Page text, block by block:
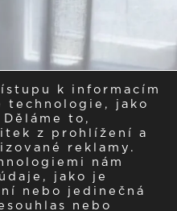
k informacím
technologie, jako
to,
z prohlížení a
reklamy.
nám
jako je
nebo jedinečná
nebo